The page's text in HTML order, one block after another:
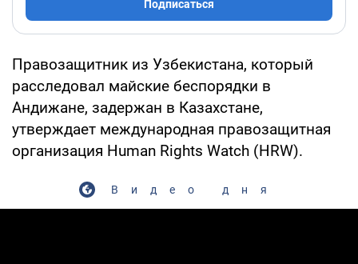
Подписаться
Правозащитник из Узбекистана, который
расследовал майские беспорядки в
Андижане, задержан в Казахстане,
утверждает международная правозащитная
организация Human Rights Watch (HRW).
Видео дня